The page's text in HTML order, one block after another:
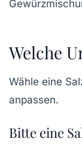
Welche
Wähle eine
anpassen.
Bitte eine